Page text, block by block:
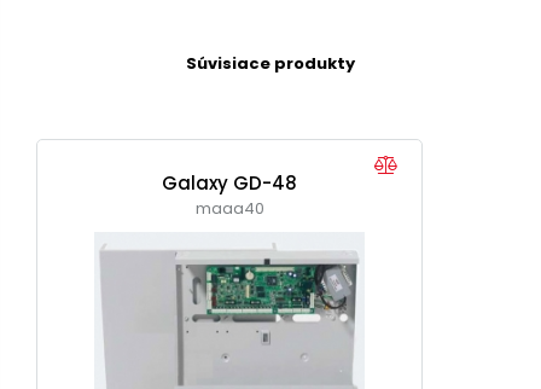
Súvisiace produkty
Galaxy GD-48
maaa40